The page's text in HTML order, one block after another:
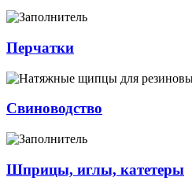
Перчатки
Свиноводство
Шприцы, иглы, катетеры